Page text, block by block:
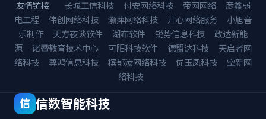
友情链接: 长城工信科技 付安网络科技 帝网网络
彦鑫弱
电工程
伟创网络科技 灏萍网络科技 开心网络服务
小旭音
乐制作
天方夜谈软件 湖布软件 锐势信息科技
政达新能
源
诸暨教育技术中心 可阳科技软件 德盟达科技
天启者网
络科技
尊鸿信息科技 槟郁汝网络科技 优玉凤科技
空新网
络科技
信 信数智能科技